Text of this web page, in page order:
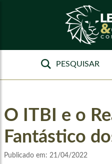
O ITBI e o
Fantástico
Publicado em: 21/04/2022